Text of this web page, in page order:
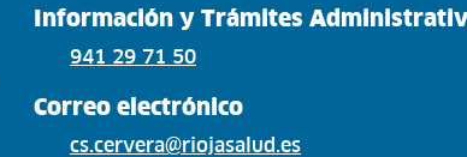
Información y Trámites
941 29 71 50
Correo electrónico
cs.cervera@riojasalud.es